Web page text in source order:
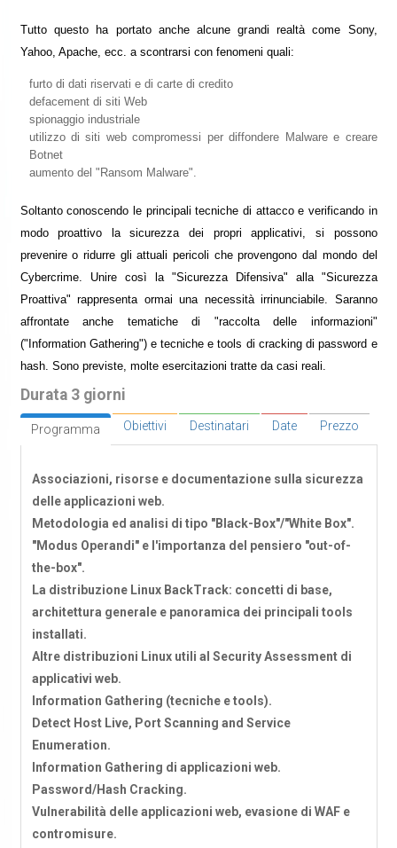
Tutto questo ha portato anche alcune grandi realtà come Sony,
Yahoo, Apache, ecc. a scontrarsi con fenomeni quali:
furto di dati riservati e di carte di credito
defacement di siti Web
spionaggio industriale
utilizzo di siti web compromessi per diffondere Malware e creare
Botnet
aumento del "Ransom Malware".
Soltanto conoscendo le principali tecniche di attacco e verificando in
modo proattivo la sicurezza dei propri applicativi, si possono
prevenire o ridurre gli attuali pericoli che provengono dal mondo del
Cybercrime. Unire così la "Sicurezza Difensiva" alla "Sicurezza
Proattiva" rappresenta ormai una necessità irrinunciabile. Saranno
affrontate anche tematiche di "raccolta delle informazioni"
("Information Gathering") e tecniche e tools di cracking di password e
hash. Sono previste, molte esercitazioni tratte da casi reali.
Durata 3 giorni
Programma Obiettivi Destinatari Date Prezzo
Associazioni, risorse e documentazione sulla sicurezza
delle applicazioni web.
Metodologia ed analisi di tipo "Black-Box"/"White Box".
"Modus Operandi" e l'importanza del pensiero "out-of-
the-box".
La distribuzione Linux BackTrack: concetti di base,
architettura generale e panoramica dei principali tools
installati.
Altre distribuzioni Linux utili al Security Assessment di
applicativi web.
Information Gathering (tecniche e tools).
Detect Host Live, Port Scanning and Service
Enumeration.
Information Gathering di applicazioni web.
Password/Hash Cracking.
Vulnerabilità delle applicazioni web, evasione di WAF e
contromisure.